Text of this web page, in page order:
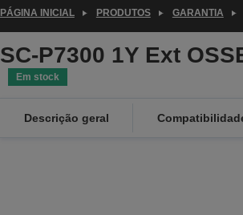
PÁGINA INICIAL PRODUTOS GARANTIA
SC-P7300 1Y Ext
Em stock
Descrição geral